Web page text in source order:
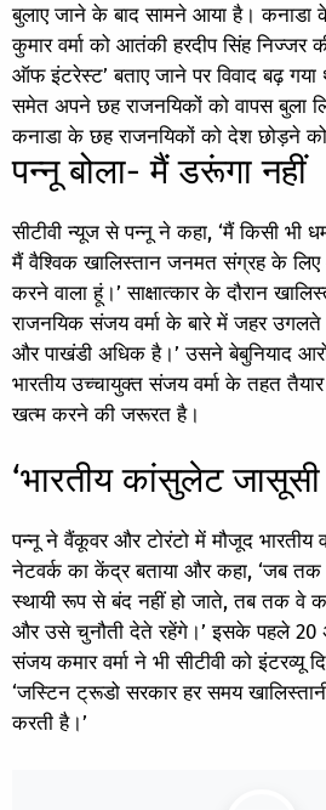
बुलाए जाने के बाद सामने आया है। कनाडा
कुमार वर्मा को आतंकी हरदीप सिंह निज्जर
ऑफ इंटरेस्ट’ बताए जाने पर विवाद बढ़
समेत अपने छह राजनयिकों को वापस बुला
कनाडा के छह राजनयिकों को देश छोड़ने को
पन्नू बोला- मैं डरूंगा नहीं
सीटीवी न्यूज से पन्नू ने कहा, ‘मैं किसी भी
मैं वैश्विक खालिस्तान जनमत संग्रह के लिए
करने वाला हूं।’ साक्षात्कार के दौरान
राजनयिक संजय वर्मा के बारे में जहर
और पाखंडी अधिक है।’ उसने बेबुनियाद
भारतीय उच्चायुक्त संजय वर्मा के तहत
खत्म करने की जरूरत है।
‘भारतीय कांसुलेट
पन्नू ने वैंकूवर और टोरंटो में मौजूद भारतीय
नेटवर्क का केंद्र बताया और कहा, ‘जब तक
स्थायी रूप से बंद नहीं हो जाते, तब तक वे
और उसे चुनौती देते रहेंगे।’ इसके पहले 20
संजय कमार वर्मा ने भी सीटीवी को इंटरव्यू
‘जस्टिन ट्रूडो सरकार हर समय
करती है।’